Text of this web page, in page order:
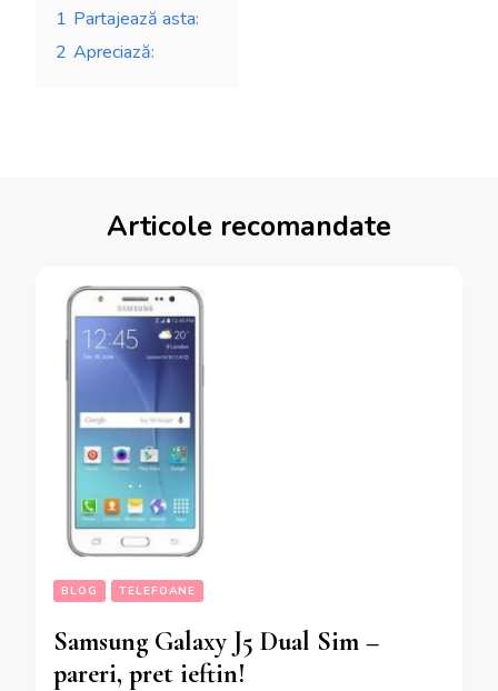
1 Partajează asta:
2 Apreciază:
Articole recomandate
BLOG TELEFOANE
Samsung Galaxy J5 Dual Sim –
pareri, pret ieftin!